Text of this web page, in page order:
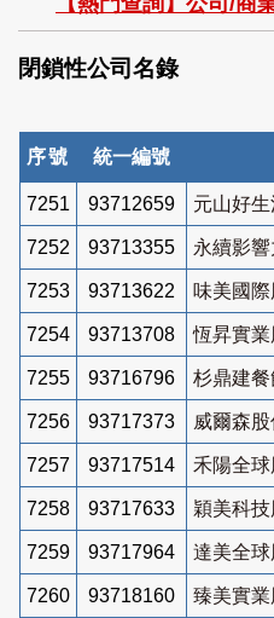
檢
索
閉鎖性公司名錄
序號 統一編號
7251 93712659 元山好
7252 93713355 永續影
7253 93713622 味美國際
7254 93713708 恆昇實業
7255 93716796 杉鼎建餐
7256 93717373 威爾森
7257 93717514 禾陽全球
7258 93717633 穎美科技
7259 93717964 達美全球
7260 93718160 臻美實業